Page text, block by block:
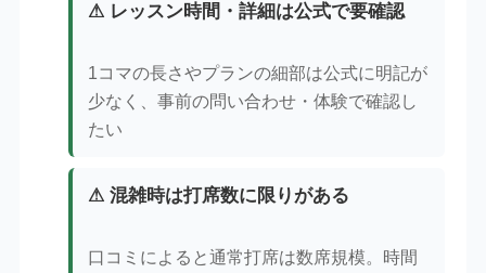
⚠ レッスン時間・詳細は公式で要確認
1コマの長さやプランの細部は公式に明記が
少なく、事前の問い合わせ・体験で確認し
たい
⚠ 混雑時は打席数に限りがある
口コミによると通常打席は数席規模。時間